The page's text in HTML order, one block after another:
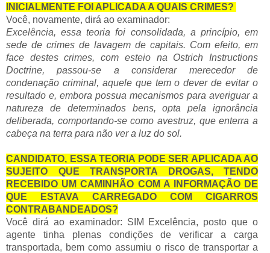
INICIALMENTE FOI APLICADA A QUAIS CRIMES?
Você, novamente, dirá ao examinador:
Excelência, essa teoria foi consolidada, a princípio, em
sede de crimes de lavagem de capitais. Com efeito, em
face destes crimes, com esteio na Ostrich Instructions
Doctrine, passou-se a considerar merecedor de
condenação criminal, aquele que tem o dever de evitar o
resultado e, embora possua mecanismos para averiguar a
natureza de determinados bens, opta pela ignorância
deliberada, comportando-se como avestruz, que enterra a
cabeça na terra para não ver a luz do sol.
CANDIDATO, ESSA TEORIA PODE SER APLICADA AO
SUJEITO QUE TRANSPORTA DROGAS, TENDO
RECEBIDO UM CAMINHÃO COM A INFORMAÇÃO DE
QUE ESTAVA CARREGADO COM CIGARROS
CONTRABANDEADOS?
Você dirá ao examinador: SIM Excelência, posto que o
agente tinha plenas condições de verificar a carga
transportada, bem como assumiu o risco de transportar a